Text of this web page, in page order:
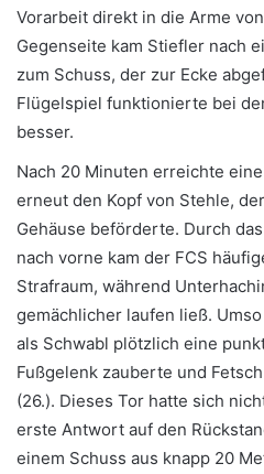
Vorarbeit direkt in die Arme
Gegenseite kam Stiefler nach
zum Schuss, der zur Ecke
Flügelspiel funktionierte bei
besser.
Nach 20 Minuten erreichte
erneut den Kopf von Stehle,
Gehäuse beförderte. Durch
nach vorne kam der FCS
Strafraum, während
gemächlicher laufen ließ.
als Schwabl plötzlich eine
Fußgelenk zauberte und
(26.). Dieses Tor hatte sich
erste Antwort auf den
einem Schuss aus knapp 20